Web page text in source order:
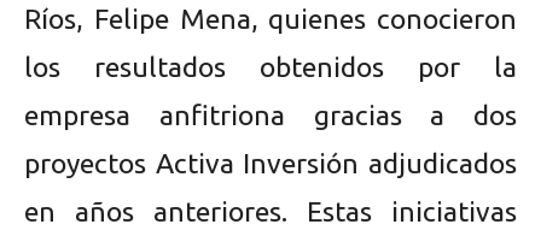
Ríos, Felipe Mena, quienes conocieron
los resultados obtenidos por la
empresa anfitriona gracias a dos
proyectos Activa Inversión adjudicados
en años anteriores. Estas iniciativas